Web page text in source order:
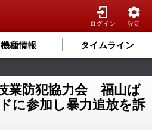
ログイン 設定
機種情報 タイムライン
業防犯協力会 福山ば
に参加し暴力追放を訴